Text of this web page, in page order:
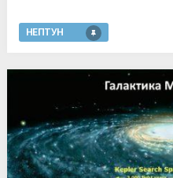
НЕПТУН